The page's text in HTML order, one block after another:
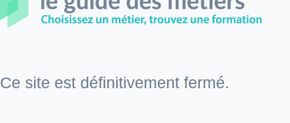
Ce site est définitivement fermé.